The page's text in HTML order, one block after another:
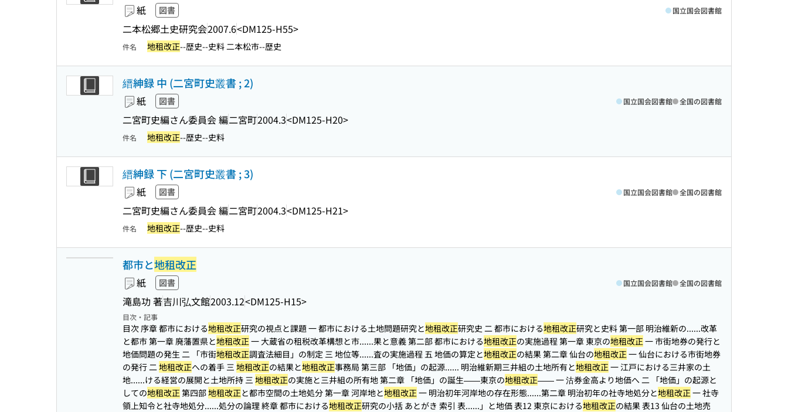
紙 図書
二本松郷土史研究会2007.6<DM125-H55>
国立国会図書館
件名 地租改正--歴史--史料 二本松市--歴史
縉紳録 中 (二宮町史叢書 ; 2)
紙 図書
二宮町史編さん委員会 編二宮町2004.3<DM125-H20>
国立国会図書館 全国の図書館
件名 地租改正--歴史--史料
縉紳録 下 (二宮町史叢書 ; 3)
紙 図書
二宮町史編さん委員会 編二宮町2004.3<DM125-H21>
国立国会図書館 全国の図書館
件名 地租改正--歴史--史料
都市と地租改正
紙 図書
滝島功 著吉川弘文館2003.12<DM125-H15>
国立国会図書館 全国の図書館
目次・記事
目次 序章 都市における地租改正研究の視点と課題 一 都市における土地問題研究と地租改正研究史 二 都市における地租改正研究と史料 第一部 明治維新の......改革
と都市 第一章 廃藩置県と地租改正一 大蔵省の租税改革構想と市......果と意義 第二部 都市における地租改正の実施過程 第一章 東京の地租改正一 市街地券の発行と
地価問題の発生 二 「市街地租改正調査法細目」の制定 三 地位等......査の実施過程 五 地価の算定と地租改正の結果 第二章 仙台の地租改正一 仙台における市街地券
の発行 二地租改正への着手 三 地租改正の結果と地租改正事務局 第三部 「地価」の起源...... 明治維新期三井組の土地所有と地租改正一 江戸における三井家の土
地......ける経営の展開と土地所持 三 地租改正の実施と三井組の所有地 第二章 「地価」の誕生——東京の地租改正—— 一 沽券金高より地価へ 二 「地価」の起源と
しての地租改正第四部地租改正と都市空間の土地処分 第一章 河岸地と地租改正一 明治初年河岸地の存在形態......第二章 明治初年の社寺地処分と地租改正一 社寺
領上知令と社寺地処分......処分の論理 終章 都市における地租改正研究の小括 あとがき 索引 表......」と地価 表12 東京における地租改正の結果 表13 仙台の土地売